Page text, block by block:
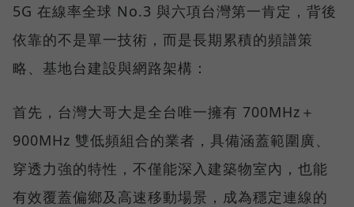
5G 在線率全球 No.3 與六項台灣第一肯定，背後
依靠的不是單一技術，而是長期累積的頻譜策
略、基地台建設與網路架構：
首先，台灣大哥大是全台唯一擁有 700MHz＋
900MHz 雙低頻組合的業者，具備涵蓋範圍廣、
穿透力強的特性，不僅能深入建築物室內，也能
有效覆蓋偏鄉及高速移動場景，成為穩定連線的